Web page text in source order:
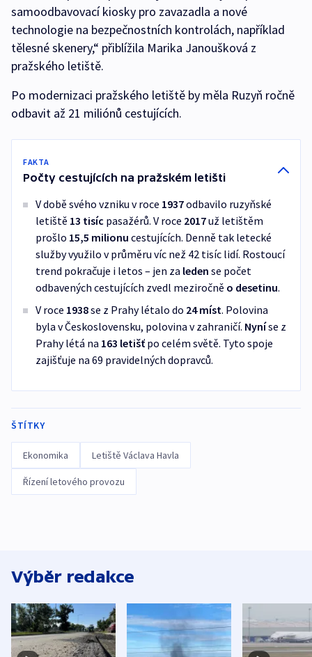
samoodbavovací kiosky pro zavazadla a nové
technologie na bezpečnostních kontrolách, například
tělesné skenery,“ přiblížila Marika Janoušková z
pražského letiště.
Po modernizaci pražského letiště by měla Ruzyň ročně
odbavit až 21 miliónů cestujících.
FAKTA
Počty cestujících na pražském letišti
V době svého vzniku v roce 1937odbavilo ruzyňské
letiště 13 tisíc pasažérů. V roce 2017už letištěm
prošlo 15,5 milionu cestujících. Denně tak letecké
služby využilo v průměru víc než 42 tisíc lidí. Rostoucí
trend pokračuje i letos – jen za leden se počet
odbavených cestujících zvedl meziročně o desetinu.
V roce 1938se z Prahy létalo do 24 míst. Polovina
byla v Československu, polovina v zahraničí. Nyníse z
Prahy létá na 163 letišť po celém světě. Tyto spoje
zajišťuje na 69 pravidelných dopravců.
ŠTÍTKY
Ekonomika Letiště Václava Havla
Řízení letového provozu
Výběr redakce